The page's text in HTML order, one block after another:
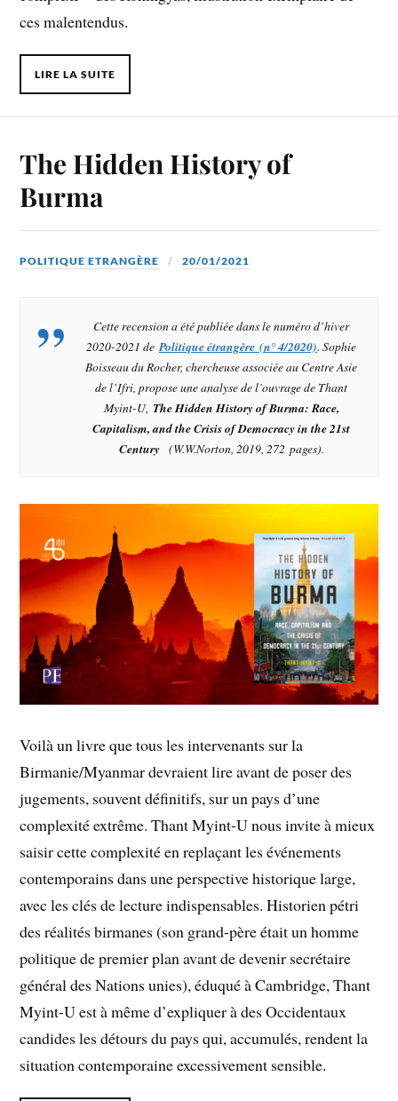
ces malentendus.
LIRE LA SUITE
The Hidden History of
Burma
POLITIQUE ETRANGÈRE 20/01/2021
Cette recension a été publiée dans le numéro d’hiver
2020-2021 de Politique étrangère (n° 4/2020). Sophie
Boisseau du Rocher, chercheuse associée au Centre Asie
de l’Ifri, propose une analyse de l’ouvrage de Thant
Myint-U, The Hidden History of Burma: Race,
Capitalism, and the Crisis of Democracy in the 21st
Century (W.W.Norton, 2019, 272 pages).
Voilà un livre que tous les intervenants sur la
Birmanie/Myanmar devraient lire avant de poser des
jugements, souvent définitifs, sur un pays d’une
complexité extrême. Thant Myint-U nous invite à mieux
saisir cette complexité en replaçant les événements
contemporains dans une perspective historique large,
avec les clés de lecture indispensables. Historien pétri
des réalités birmanes (son grand-père était un homme
politique de premier plan avant de devenir secrétaire
général des Nations unies), éduqué à Cambridge, Thant
Myint-U est à même d’expliquer à des Occidentaux
candides les détours du pays qui, accumulés, rendent la
situation contemporaine excessivement sensible.